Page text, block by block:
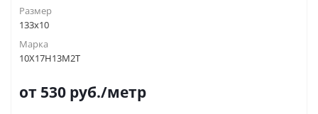
Размер
133х10
Марка
10Х17Н13М2Т
от 530 руб./метр